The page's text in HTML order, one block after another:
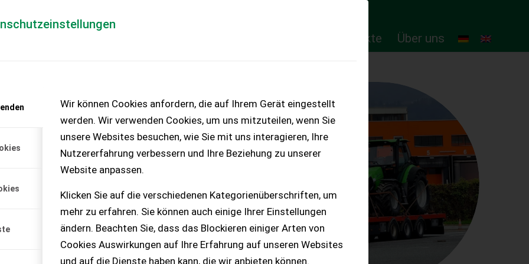
Wir können Cookies anfordern, die auf Ihrem Gerät eingestellt
werden. Wir verwenden Cookies, um uns mitzuteilen, wenn Sie
unsere Websites besuchen, wie Sie mit uns interagieren, Ihre
Nutzererfahrung verbessern und Ihre Beziehung zu unserer
Website anpassen.
Klicken Sie auf die verschiedenen Kategorienüberschriften, um
mehr zu erfahren. Sie können auch einige Ihrer Einstellungen
ändern. Beachten Sie, dass das Blockieren einiger Arten von
Cookies Auswirkungen auf Ihre Erfahrung auf unseren Websites
und auf die Dienste haben kann, die wir anbieten können.
Online-Produkte Über uns
– KEINE
funktioniert, inkl. Lanze
bitte melden.